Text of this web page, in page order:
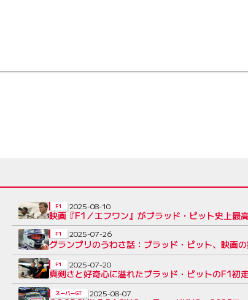
映画『F1／エフワン』がブラッド・ピット史上最
F1 2025-08-10
グランプリのうわさ話：ブラッド・ピット、映画
F1 2025-07-26
真剣さと好奇心に溢れたブラッド・ピットのF1初
F1 2025-07-20
スーパーGT 2025-08-07